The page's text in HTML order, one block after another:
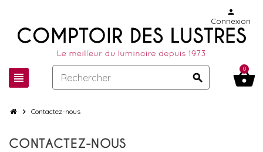
view_headline search
person
Connexion
shopping_basket
0
chevron_right Contactez-nous
CONTACTEZ-NOUS